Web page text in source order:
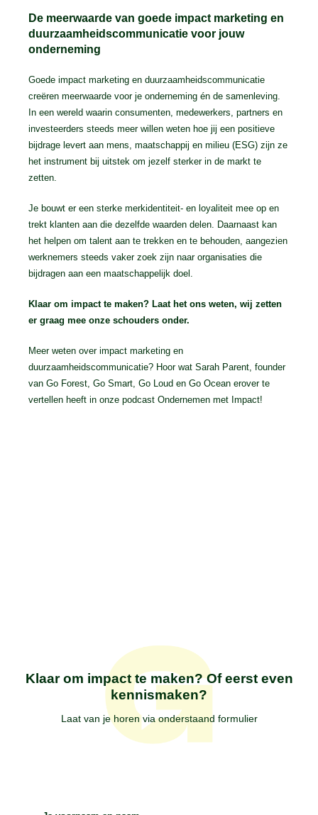
De meerwaarde van goede impact marketing en
duurzaamheidscommunicatie voor jouw
onderneming
Goede impact marketing en duurzaamheidscommunicatie
creëren meerwaarde voor je onderneming én de samenleving.
In een wereld waarin consumenten, medewerkers, partners en
investeerders steeds meer willen weten hoe jij een positieve
bijdrage levert aan mens, maatschappij en milieu (ESG) zijn ze
het instrument bij uitstek om jezelf sterker in de markt te
zetten.
Je bouwt er een sterke merkidentiteit- en loyaliteit mee op en
trekt klanten aan die dezelfde waarden delen. Daarnaast kan
het helpen om talent aan te trekken en te behouden, aangezien
werknemers steeds vaker zoek zijn naar organisaties die
bijdragen aan een maatschappelijk doel.
Klaar om impact te maken? Laat het ons weten, wij zetten
er graag mee onze schouders onder.
Meer weten over impact marketing en
duurzaamheidscommunicatie? Hoor wat Sarah Parent, founder
van Go Forest, Go Smart, Go Loud en Go Ocean erover te
vertellen heeft in onze podcast Ondernemen met Impact!
Klaar om impact te maken? Of eerst even
kennismaken?
Laat van je horen via onderstaand formulier